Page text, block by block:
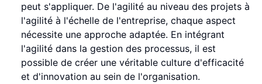
peut s'appliquer. De l'agilité au niveau des projets à
l'agilité à l'échelle de l'entreprise, chaque aspect
nécessite une approche adaptée. En intégrant
l'agilité dans la gestion des processus, il est
possible de créer une véritable culture d'efficacité
et d'innovation au sein de l'organisation.